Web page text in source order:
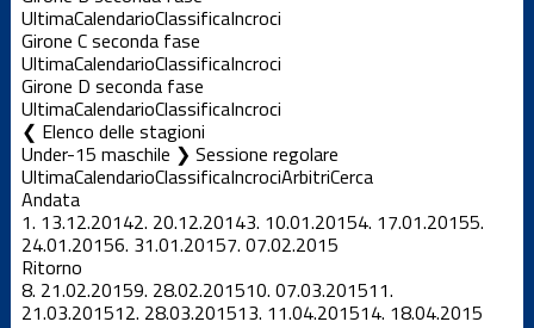
UltimaCalendarioClassificaIncroci
Girone C seconda fase
UltimaCalendarioClassificaIncroci
Girone D seconda fase
UltimaCalendarioClassificaIncroci
Elenco delle stagioni
Under-15 maschile ❯ Sessione regolare
UltimaCalendarioClassificaIncrociArbitriCerca
Andata
1. 13.12.20142. 20.12.20143. 10.01.20154. 17.01.20155.
24.01.20156. 31.01.20157. 07.02.2015
Ritorno
8. 21.02.20159. 28.02.201510. 07.03.201511.
21.03.201512. 28.03.201513. 11.04.201514. 18.04.2015